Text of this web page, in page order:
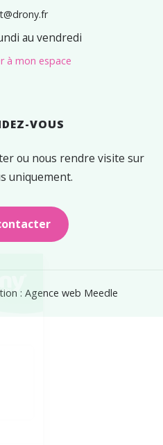
au vendredi
à mon espace
VOUS
ou nous rendre visite sur
uniquement.
: Agence web Meedle